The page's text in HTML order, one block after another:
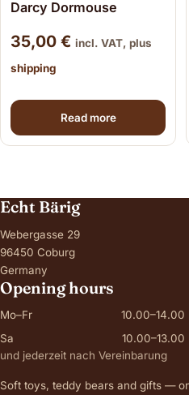
Darcy Dormouse
35,00 € incl. VAT, plus
shipping
Read more
Echt Bärig
Webergasse 29
96450 Coburg
Germany
Opening hours
Mo–Fr
10.00–14.00
Sa
10.00–13.00
und jederzeit nach Vereinbarung
Soft toys, teddy bears and gifts —